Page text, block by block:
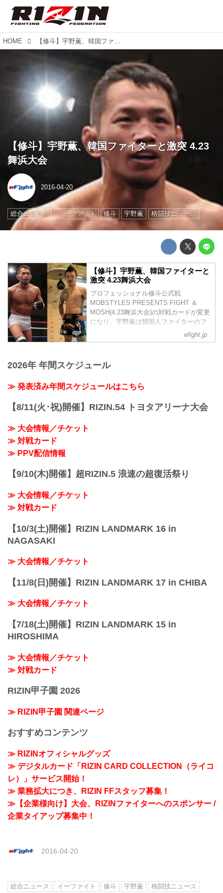
HOME 【修斗】宇野薫、韓国ファイターと激突 4.23舞浜大会
【修斗】宇野薫、韓国ファイターと激突 4.23
舞浜大会
2016-04-20
総合ニュース イーファイト 修斗 宇野薫 格闘技ニュース
【修斗】宇野薫、韓国ファイターと
激突 4.23舞浜大会
プロフェッショナル修斗公式戦
MOBSTYLES PRESENTS FIGHT ＆
MOSH(4.23舞浜大会)の対戦カードが変更
になり、宇野薫は韓国人ファイターのフ
ァン・チョンホと対戦する事になった。
efight.jp
2026年 年間スケジュール
≫ 発表済み年間スケジュールはこちら
【8/11(火･祝)開催】RIZIN.54 トヨタアリーナ大会
≫ 大会情報／チケット
≫ 対戦カード
≫ PPV配信情報
【9/10(木)開催】超RIZIN.5 浪速の超復活祭り
≫ 大会情報／チケット
≫ 対戦カード
【10/3(土)開催】RIZIN LANDMARK 16 in
NAGASAKI
≫ 大会情報／チケット
【11/8(日)開催】RIZIN LANDMARK 17 in CHIBA
≫ 大会情報／チケット
【7/18(土)開催】RIZIN LANDMARK 15 in
HIROSHIMA
≫ 大会情報／チケット
≫ 対戦カード
RIZIN甲子園 2026
≫ RIZIN甲子園 関連ページ
おすすめコンテンツ
≫ RIZINオフィシャルグッズ
≫ デジタルカード「RIZIN CARD COLLECTION（ライコ
レ）」サービス開始！
≫ 業務拡大につき、RIZIN FFスタッフ募集！
≫【企業様向け】大会、RIZINファイターへのスポンサー /
企業タイアップ募集中！
2016-04-20
総合ニュース イーファイト 修斗 宇野薫 格闘技ニュース